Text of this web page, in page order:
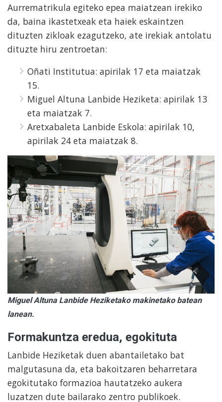
Aurrematrikula egiteko epea maiatzean irekiko
da, baina ikastetxeak eta haiek eskaintzen
dituzten zikloak ezagutzeko, ate irekiak antolatu
dituzte hiru zentroetan:
Oñati Institutua: apirilak 17 eta maiatzak
15.
Miguel Altuna Lanbide Heziketa: apirilak 13
eta maiatzak 7.
Aretxabaleta Lanbide Eskola: apirilak 10,
apirilak 24 eta maiatzak 8.
Miguel Altuna Lanbide Heziketako makinetako batean
lanean.
Formakuntza eredua, egokituta
Lanbide Heziketak duen abantailetako bat
malgutasuna da, eta bakoitzaren beharretara
egokitutako formazioa hautatzeko aukera
luzatzen dute bailarako zentro publikoek.